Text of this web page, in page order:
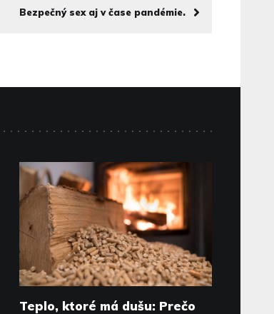
Bezpečný sex aj v čase pandémie.
Teplo, ktoré má dušu: Prečo